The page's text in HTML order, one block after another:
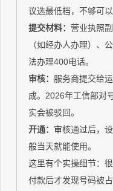
议选最低档，不够可
提交材料： 营业执照
（如经办人办理）、
法办理400电话。
审核： 服务商提交给
成。2026年工信部对
实会被驳回。
开通： 审核通过后，
般当天就能使用。
这里有个实操细节：
付款后才发现号码被